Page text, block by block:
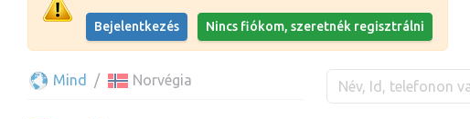
Bejelentkezés Nincs fiókom, szeretnék regisztrálni
Mind Norvégia